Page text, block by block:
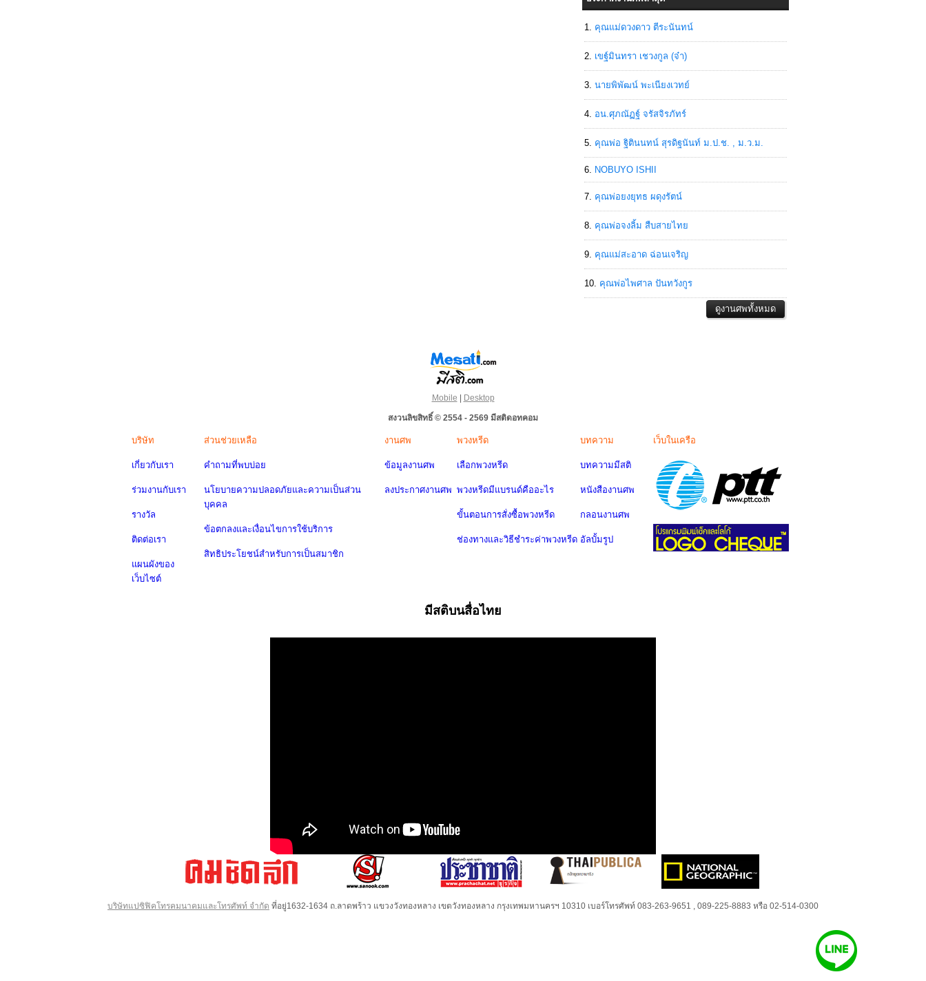
คุณแม่ดวงดาว ตีระนันทน์
เขฐ์มินทรา เชวงกูล (จ๋า)
นายพิพัฒน์ พะเนียงเวทย์
อน.ศุภณัฏฐ์ จรัสจิรภัทร์
คุณพ่อ ฐิตินนทน์ สุรดิฐนันท์ ม.ป.ช. , ม.ว.ม.
NOBUYO ISHII
คุณพ่อยงยุทธ ผดุงรัตน์
คุณพ่อจงลิ้ม สืบสายไทย
คุณแม่สะอาด ฉ่อนเจริญ
คุณพ่อไพศาล ปันทวังกูร
Mobile | Desktop
สงวนลิขสิทธิ์ © 2554 - 2569 มีสติดอทคอม
บริษัท
เกี่ยวกับเรา
ร่วมงานกับเรา
รางวัล
ติดต่อเรา
แผนผังของ
เว็บไซต์
ส่วนช่วยเหลือ
คำถามที่พบบ่อย
นโยบายความปลอดภัยและความเป็นส่วน
บุคคล
ข้อตกลงและเงื่อนไขการใช้บริการ
สิทธิประโยชน์สำหรับการเป็นสมาชิก
งานศพ
ข้อมูลงานศพ
ลงประกาศงานศพ
พวงหรีด
เลือกพวงหรีด
พวงหรีดมีแบรนด์คืออะไร
ขั้นตอนการสั่งซื้อพวงหรีด
ช่องทางและวิธีชำระค่าพวงหรีด
บทความ
บทความมีสติ
หนังสืองานศพ
กลอนงานศพ
อัลบั้มรูป
เว็บในเครือ
มีสติบนสื่อไทย
บริษัทแปซิฟิคโทรคมนาคมและโทรศัพท์ จำกัด ที่อยู่1632-1634 ถ.ลาดพร้าว แขวงวังทองหลาง เขตวังทองหลาง กรุงเทพมหานครฯ 10310 เบอร์โทรศัพท์ 083-263-9651 , 089-225-8883 หรือ 02-514-0300